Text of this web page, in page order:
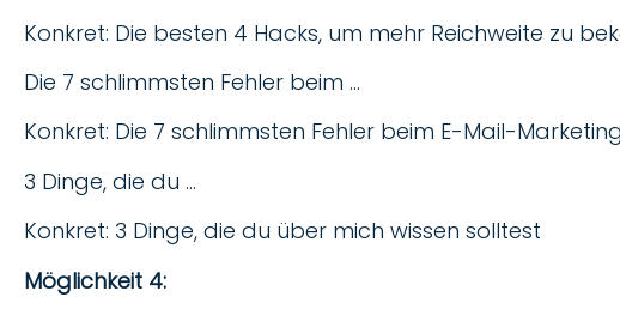
Konkret: Die besten 4 Hacks, um mehr Reichweite zu
Die 7 schlimmsten Fehler beim …
Konkret: Die 7 schlimmsten Fehler beim E-Mail-Marketing
3 Dinge, die du …
Konkret: 3 Dinge, die du über mich wissen solltest
Möglichkeit 4: